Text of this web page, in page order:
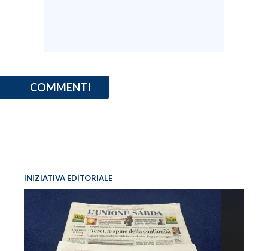
COMMENTI
INIZIATIVA EDITORIALE